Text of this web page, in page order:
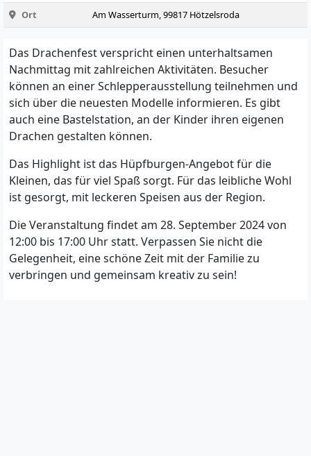
Ort
Am Wasserturm, 99817 Hötzelsroda
Das Drachenfest verspricht einen unterhaltsamen
Nachmittag mit zahlreichen Aktivitäten. Besucher
können an einer Schlepperausstellung teilnehmen und
sich über die neuesten Modelle informieren. Es gibt
auch eine Bastelstation, an der Kinder ihren eigenen
Drachen gestalten können.
Das Highlight ist das Hüpfburgen-Angebot für die
Kleinen, das für viel Spaß sorgt. Für das leibliche Wohl
ist gesorgt, mit leckeren Speisen aus der Region.
Die Veranstaltung findet am 28. September 2024 von
12:00 bis 17:00 Uhr statt. Verpassen Sie nicht die
Gelegenheit, eine schöne Zeit mit der Familie zu
verbringen und gemeinsam kreativ zu sein!